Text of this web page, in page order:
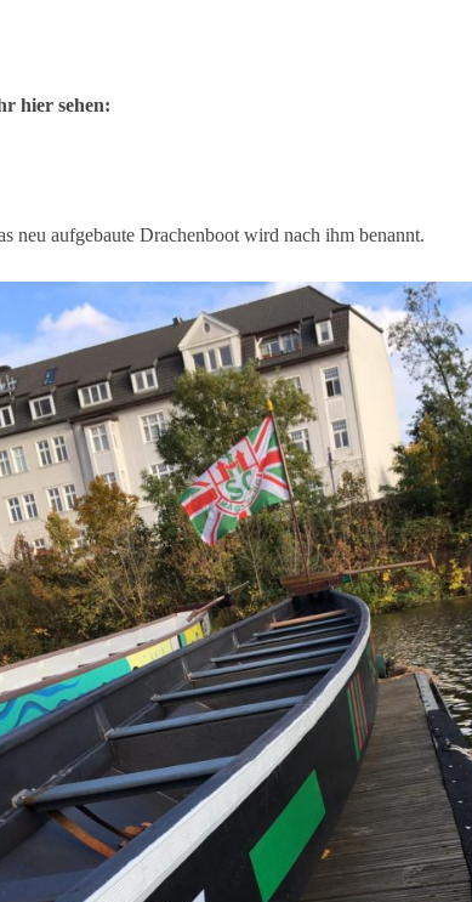
hier sehen:
neu aufgebaute Drachenboot wird nach ihm benannt.